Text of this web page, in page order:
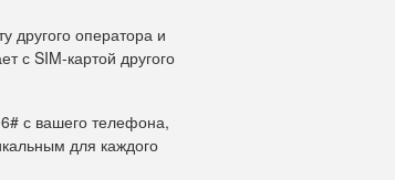
другого оператора и
с SIM-картой другого
с вашего телефона,
для каждого